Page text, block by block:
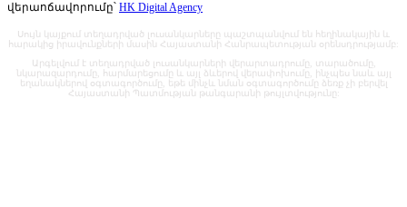
վերաոճավորումը՝ HK Digital Agency
Սույն կայքում տեղադրված լուսանկարները պաշտպանվում են հեղինակային և
հարակից իրավունքների մասին Հայաստանի Հանրապետության օրենսդրությամբ:
Արգելվում է տեղադրված լուսանկարների վերարտադրումը, տարածումը,
նկարազարդումը, հարմարեցումը և այլ ձևերով վերափոխումը, ինչպես նաև այլ
եղանակներով օգտագործումը, եթե մինչև նման օգտագործումը ձեռք չի բերվել
Հայաստանի Պատմության թանգարանի թույլտվությունը: